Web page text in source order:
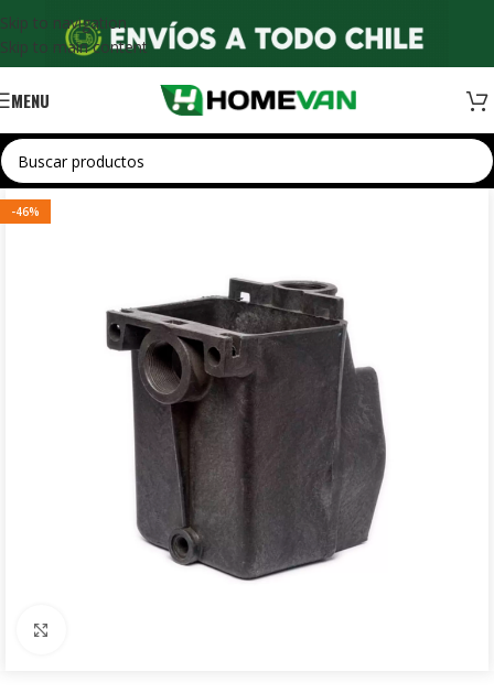
Skip to navigation
Skip to main content
MENU
-46%